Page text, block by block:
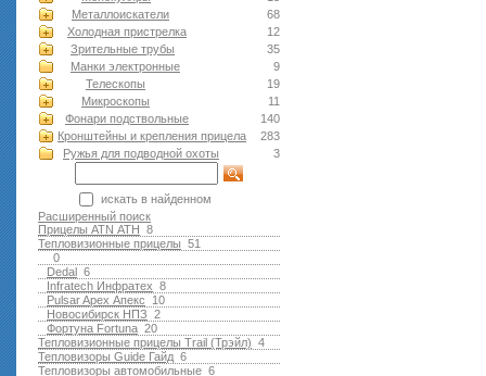
68
Металлоискатели
12
Холодная пристрелка
35
Зрительные трубы
9
Манки электронные
19
Телескопы
11
Микроскопы
140
Фонари подствольные
283
Кронштейны и крепления прицела
3
Ружья для подводной оxоты
искать в найденном
Расширенный поиск
8
Прицелы ATN АТН
51
Тепловизионные прицелы
0
6
Dedal
8
Infratech Инфратех
10
Pulsar Apex Апекс
2
Новосибирск НПЗ
20
Фортуна Fortuna
4
Тепловизионные прицелы Trail (Трэйл)
6
Тепловизоры Guide Гайд
6
Тепловизоры автомобильные